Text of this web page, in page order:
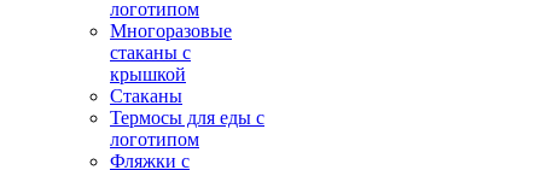
логотипом
Многоразовые
стаканы с
крышкой
Стаканы
Термосы для еды с
логотипом
Фляжки с